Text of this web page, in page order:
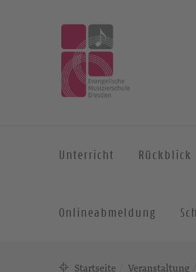
Unterricht Rückblick
Onlineabmeldung
Startseite Veranstaltung